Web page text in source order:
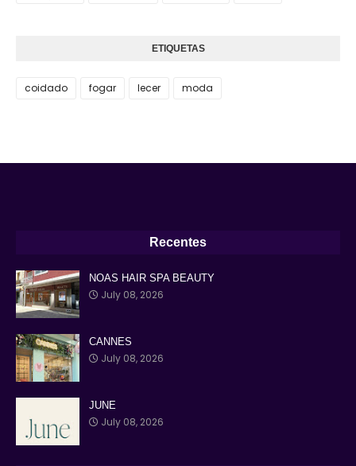
ETIQUETAS
coidado fogar lecer moda
Recentes
NOAS HAIR SPA BEAUTY
July 08, 2026
CANNES
July 08, 2026
JUNE
July 08, 2026